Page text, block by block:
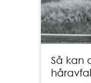
Så kan